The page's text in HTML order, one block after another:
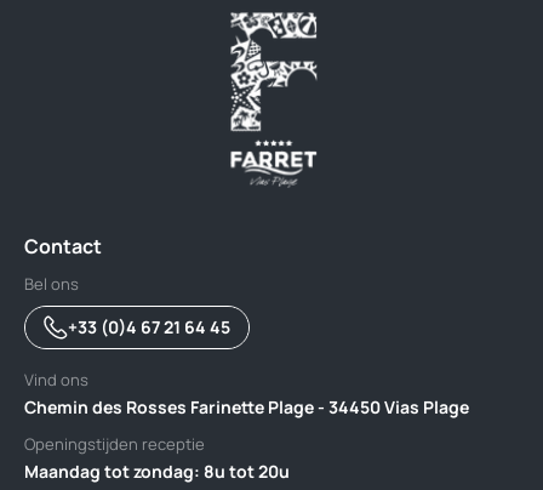
Contact
Bel ons
+33 (0)4 67 21 64 45
Vind ons
Chemin des Rosses Farinette Plage - 34450 Vias Plage
Openingstijden receptie
Maandag tot zondag: 8u tot 20u